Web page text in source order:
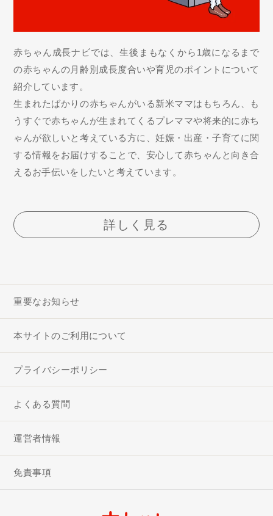
赤ちゃん成長ナビでは、生後まもなくから1歳になるまで
の赤ちゃんの月齢別成長度合いや育児のポイントについて
紹介しています。
生まれたばかりの赤ちゃんがいる新米ママはもちろん、も
うすぐで赤ちゃんが生まれてくるプレママや将来的に赤ち
ゃんが欲しいと考えている方に、妊娠・出産・子育てに関
する情報をお届けすることで、安心して赤ちゃんと向き合
えるお手伝いをしたいと考えています。
詳しく見る
重要なお知らせ
本サイトのご利用について
プライバシーポリシー
よくある質問
運営者情報
免責事項